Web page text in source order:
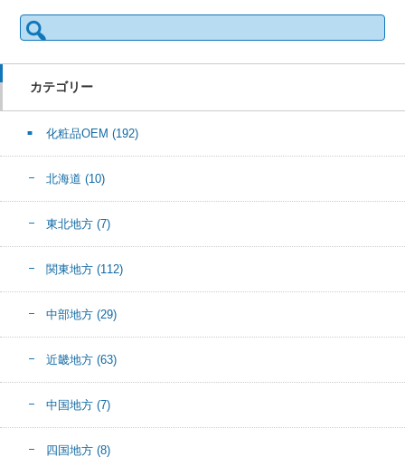
検
索:
カテゴリー
化粧品OEM (192)
北海道 (10)
東北地方 (7)
関東地方 (112)
中部地方 (29)
近畿地方 (63)
中国地方 (7)
四国地方 (8)